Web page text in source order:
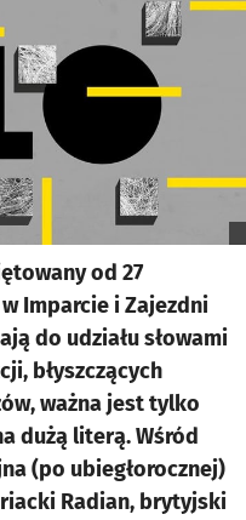
od 27
Imparcie i Zajezdni
do udziału słowami
błyszczących
ważna jest tylko
dużą literą. Wśród
(po ubiegłorocznej)
Radian, brytyjski